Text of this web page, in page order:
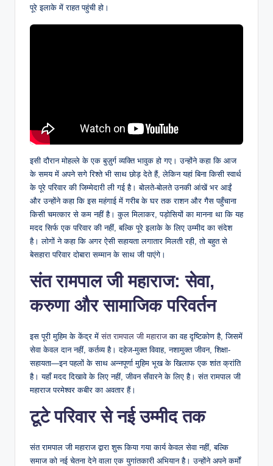
पूरे इलाके में राहत पहुंची हो।
इसी दौरान मोहल्ले के एक बुज़ुर्ग व्यक्ति भावुक हो गए। उन्होंने कहा कि आज
के समय में अपने सगे रिश्ते भी साथ छोड़ देते हैं, लेकिन यहां बिना किसी स्वार्थ
के पूरे परिवार की जिम्मेदारी ली गई है। बोलते-बोलते उनकी आंखें भर आईं
और उन्होंने कहा कि इस महंगाई में गरीब के घर तक राशन और गैस पहुँचाना
किसी चमत्कार से कम नहीं है। कुल मिलाकर, पड़ोसियों का मानना था कि यह
मदद सिर्फ एक परिवार की नहीं, बल्कि पूरे इलाके के लिए उम्मीद का संदेश
है। लोगों ने कहा कि अगर ऐसी सहायता लगातार मिलती रही, तो बहुत से
बेसहारा परिवार दोबारा सम्मान के साथ जी पाएंगे।
संत रामपाल जी महाराज: सेवा,
करुणा और सामाजिक परिवर्तन
इस पूरी मुहिम के केंद्र मेंसंत रामपाल जी महाराजका वह दृष्टिकोण है, जिसमें
सेवा केवल दान नहीं, कर्तव्य है। दहेज-मुक्त विवाह, नशामुक्त जीवन, शिक्षा-
सहायता—इन पहलों के साथ अन्नपूर्णा मुहिम भूख के खिलाफ एक शांत क्रांति
है। यहाँ मदद दिखावे के लिए नहीं, जीवन सँवारने के लिए है। संत रामपाल जी
महाराज परमेश्वर कबीर का अवतार हैं।
टूटे परिवार से नई उम्मीद तक
संत रामपाल जी महाराज द्वारा शुरू किया गया कार्य केवल सेवा नहीं, बल्कि
समाज को नई चेतना देने वाला एक युगांतकारी अभियान है। उन्होंने अपने कर्मों